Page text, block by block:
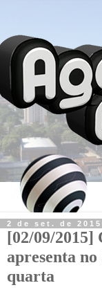
2 de set. de 2015
[02/09/2015]
apresenta
quarta